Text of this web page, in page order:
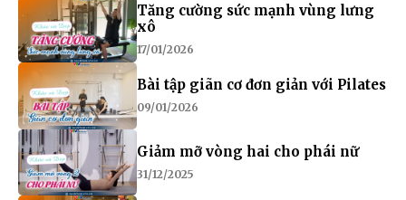
Tăng cường sức mạnh vùng lưng
xô
17/01/2026
Bài tập giãn cơ đơn giản với Pilates
09/01/2026
Giảm mỡ vòng hai cho phái nữ
31/12/2025